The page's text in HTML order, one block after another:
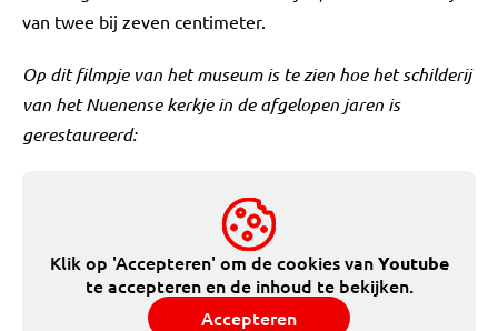
van twee bij zeven centimeter.
Op dit filmpje van het museum is te zien hoe het schilderij
van het Nuenense kerkje in de afgelopen jaren is
gerestaureerd:
Klik op 'Accepteren' om de cookies vanYoutube
te accepteren en de inhoud te bekijken.
Accepteren